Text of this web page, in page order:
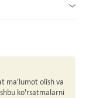
ma'lumot olish va
ko'rsatmalarni